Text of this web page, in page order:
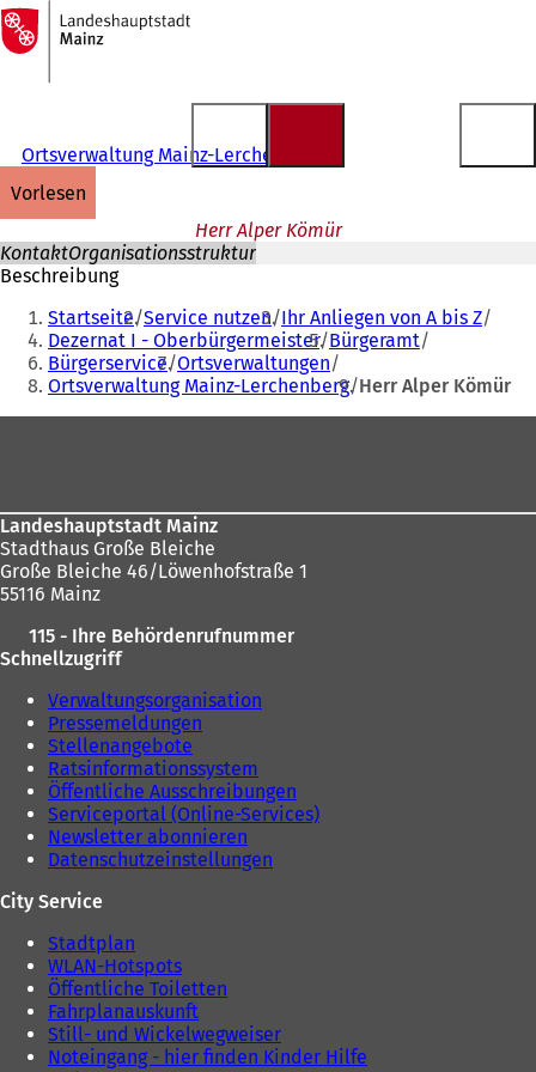
Inhalt anspringen
Zur
Startseite
Ortsverwaltung Mainz-Lerchenberg
vorlesen
Herr Alper Kömür
KontaktOrganisationsstruktur
Beschreibung
Sie
befinden
sich
hier:
Startseite Service nutzen Ihr Anliegen von A bis Z
Dezernat I - Oberbürgermeister Bürgeramt
Bürgerservice Ortsverwaltungen
Ortsverwaltung Mainz-Lerchenberg Herr Alper Kömür
Landeshauptstadt Mainz
Stadthaus Große Bleiche
Große Bleiche 46/Löwenhofstraße 1
55116 Mainz
115 - Ihre Behördenrufnummer
Schnellzugriff
Verwaltungsorganisation
Pressemeldungen
Stellenangebote
Ratsinformationssystem
Öffentliche Ausschreibungen
Serviceportal (Online-Services)
Newsletter abonnieren
Datenschutzeinstellungen
City Service
Stadtplan
WLAN-Hotspots
Öffentliche Toiletten
Fahrplanauskunft
Still- und Wickelwegweiser
Noteingang - hier finden Kinder Hilfe